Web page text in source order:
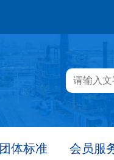
团体标准 会员服